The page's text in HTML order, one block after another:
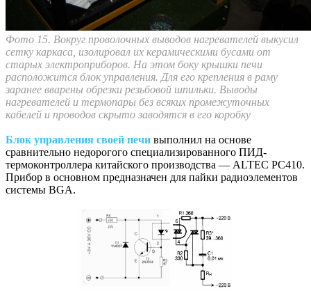
Фото 15. Вокруг проволочных выводов нагревателей выкусил
сетку каркаса, изолировал их керамическими бусами от
старых электроприборов. На этом боку крышки печи
расположится блок управления. Для его крепления в раму
заранее вварены обрезки резьбовой шпильки. Выводы
нагревателей и термопары без всяких промежуточных
кабелей и проводов скрыто заводятся в его коробку
Блок управления своей печи выполнил на основе
сравнительно недорогого специализированного ПИД-
термоконтроллера китайского производства — ALTEC PC410.
Прибор в основном предназначен для пайки радиоэлементов
системы BGA.